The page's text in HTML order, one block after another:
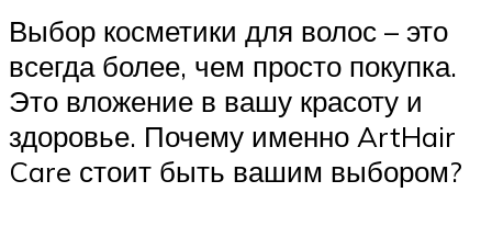
Выбор косметики для волос – это
всегда более, чем просто покупка.
Это вложение в вашу красоту и
здоровье. Почему именно ArtHair
Care стоит быть вашим выбором?